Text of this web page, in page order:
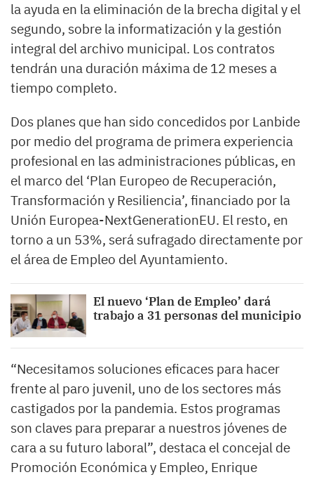
la ayuda en la eliminación de la brecha digital y el
segundo, sobre la informatización y la gestión
integral del archivo municipal. Los contratos
tendrán una duración máxima de 12 meses a
tiempo completo.
Dos planes que han sido concedidos por Lanbide
por medio del programa de primera experiencia
profesional en las administraciones públicas, en
el marco del ‘Plan Europeo de Recuperación,
Transformación y Resiliencia’, financiado por la
Unión Europea-NextGenerationEU. El resto, en
torno a un 53%, será sufragado directamente por
el área de Empleo del Ayuntamiento.
El nuevo ‘Plan de Empleo’ dará
trabajo a 31 personas del municipio
“Necesitamos soluciones eficaces para hacer
frente al paro juvenil, uno de los sectores más
castigados por la pandemia. Estos programas
son claves para preparar a nuestros jóvenes de
cara a su futuro laboral”, destaca el concejal de
Promoción Económica y Empleo, Enrique